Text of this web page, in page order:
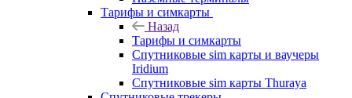
Тарифы и симкарты
Назад
Тарифы и симкарты
Спутниковые sim карты и ваучеры
Iridium
Спутниковые sim карты Thuraya